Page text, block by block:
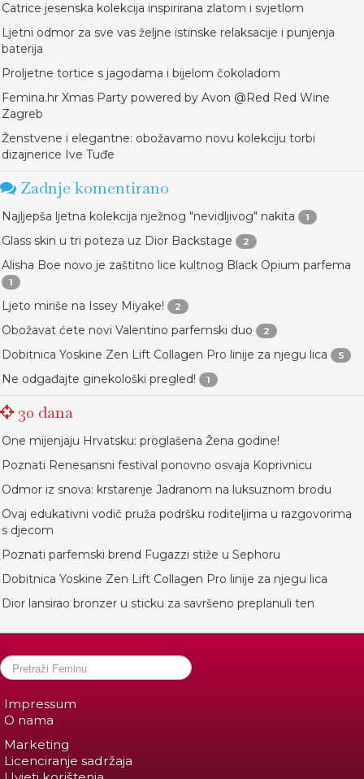
Catrice jesenska kolekcija inspirirana zlatom i svjetlom
Ljetni odmor za sve vas željne istinske relaksacije i punjenja
baterija
Proljetne tortice s jagodama i bijelom čokoladom
Femina.hr Xmas Party powered by Avon @Red Red Wine
Zagreb
Ženstvene i elegantne: obožavamo novu kolekciju torbi
dizajnerice Ive Tuđe
Zadnje komentirano
Najljepša ljetna kolekcija nježnog "nevidljivog" nakita 1
Glass skin u tri poteza uz Dior Backstage 2
Alisha Boe novo je zaštitno lice kultnog Black Opium parfema
1
Ljeto miriše na Issey Miyake! 2
Obožavat ćete novi Valentino parfemski duo 2
Dobitnica Yoskine Zen Lift Collagen Pro linije za njegu lica 5
Ne odgađajte ginekološki pregled! 1
30 dana
One mijenjaju Hrvatsku: proglašena Žena godine!
Poznati Renesansni festival ponovno osvaja Koprivnicu
Odmor iz snova: krstarenje Jadranom na luksuznom brodu
Ovaj edukativni vodič pruža podršku roditeljima u razgovorima
s djecom
Poznati parfemski brend Fugazzi stiže u Sephoru
Dobitnica Yoskine Zen Lift Collagen Pro linije za njegu lica
Dior lansirao bronzer u sticku za savršeno preplanuli ten
Impressum
O nama
Marketing
Licenciranje sadržaja